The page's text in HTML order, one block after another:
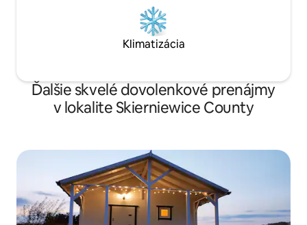
Klimatizácia
Ďalšie skvelé dovolenkové prenájmy
v lokalite Skierniewice County